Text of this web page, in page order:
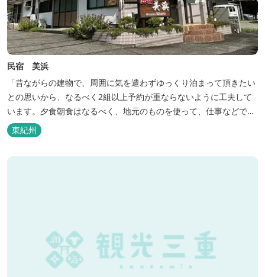
民宿 美浜
「昔ながらの建物で、周囲に気を遣わずゆっくり泊まって頂きたい
との思いから、なるべく2組以上予約が重ならないように工夫して
います。夕食朝食はなるべく、地元のものを使って、仕事などで連
泊の方には日替わりでご用意します。」オーナー様談。もし重なっ
た場合は、ごめんなさい。
東紀州